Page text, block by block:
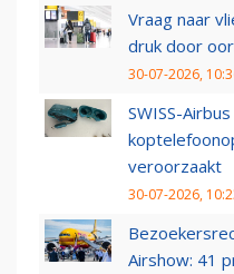
Vraag naar
druk door
30-07-2026,
SWISS-
veroorzaakt
30-07-2026,
Airshow: 41